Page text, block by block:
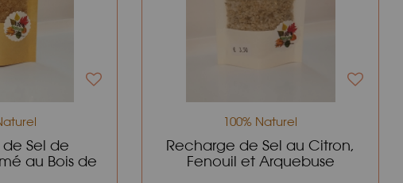
Sel de
au Bois de
100% Naturel
Recharge de Sel au Citron,
Fenouil et Arquebuse